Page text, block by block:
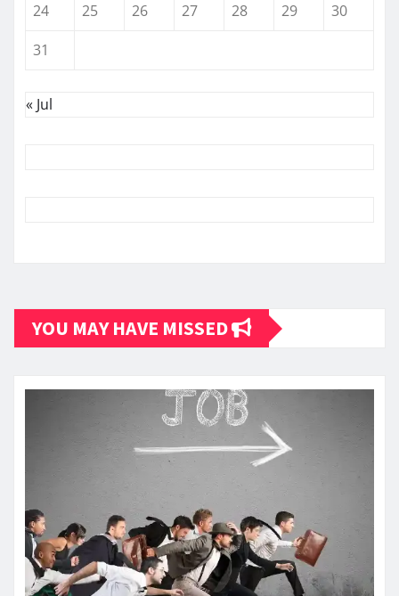
24
25 26 27 28 29
30
31
« Jul
YOU MAY HAVE MISSED